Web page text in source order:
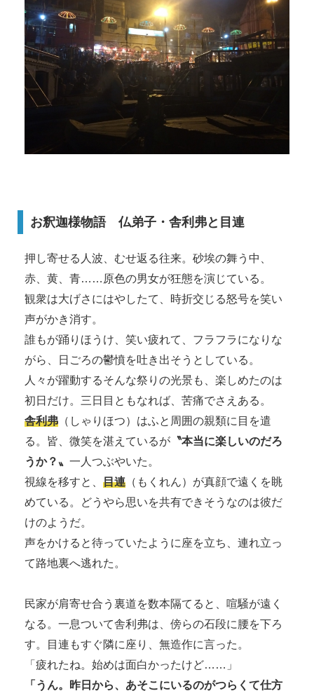
お釈迦様物語 仏弟子・舎利弗と目連
押し寄せる人波、むせ返る往来。砂埃の舞う中、
赤、黄、青……原色の男女が狂態を演じている。
観衆は大げさにはやしたて、時折交じる怒号を笑い
声がかき消す。
誰もが踊りほうけ、笑い疲れて、フラフラになりな
がら、日ごろの鬱憤を吐き出そうとしている。
人々が躍動するそんな祭りの光景も、楽しめたのは
初日だけ。三日目ともなれば、苦痛でさえある。
舎利弗 （しゃりほつ）はふと周囲の親類に目を遣
る。皆、微笑を湛えているが 〝本当に楽しいのだろ
うか？〟 一人つぶやいた。
視線を移すと、 目連 （もくれん）が真顔で遠くを眺
めている。どうやら思いを共有できそうなのは彼だ
けのようだ。
声をかけると待っていたように座を立ち、連れ立っ
て路地裏へ逃れた。
民家が肩寄せ合う裏道を数本隔てると、喧騒が遠く
なる。一息ついて舎利弗は、傍らの石段に腰を下ろ
す。目連もすぐ隣に座り、無造作に言った。
「疲れたね。始めは面白かったけど……」
「うん。昨日から、あそこにいるのがつらくて仕方